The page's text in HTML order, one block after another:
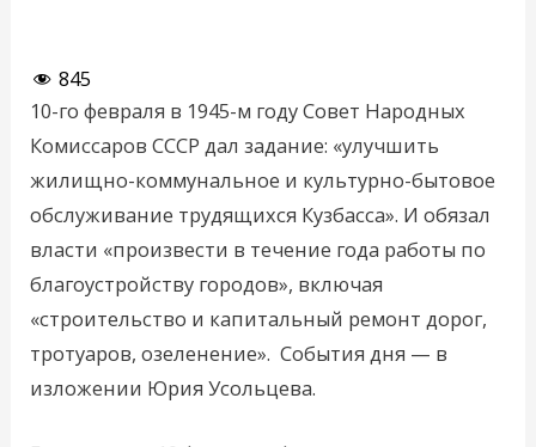
845
10-го февраля в 1945-м году Совет Народных
Комиссаров СССР дал задание: «улучшить
жилищно-коммунальное и культурно-бытовое
обслуживание трудящихся Кузбасса». И обязал
власти «произвести в течение года работы по
благоустройству городов», включая
«строительство и капитальный ремонт дорог,
тротуаров, озеленение». События дня — в
изложении Юрия Усольцева.